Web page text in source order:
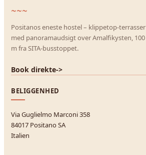
~~~
Positanos eneste hostel – klippetop-terrasser
med panoramaudsigt over Amalfikysten, 100
m fra SITA-busstoppet.
Book direkte->
BELIGGENHED
Via Guglielmo Marconi 358
84017 Positano SA
Italien